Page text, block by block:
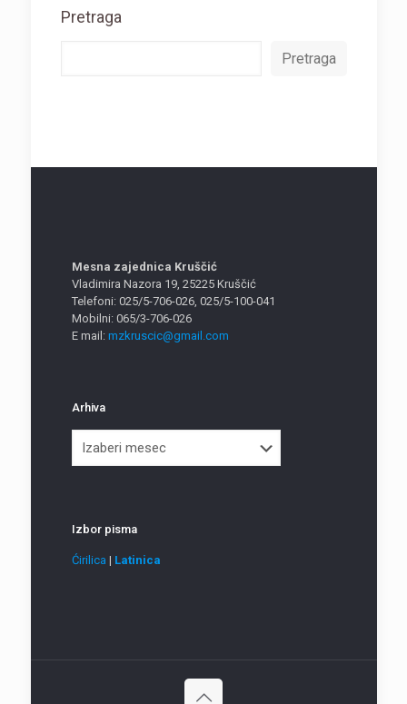
Pretraga
Pretraga
Mesna zajednica Kruščić
Vladimira Nazora 19, 25225 Kruščić
Telefoni: 025/5-706-026, 025/5-100-041
Mobilni: 065/3-706-026
E mail: mzkruscic@gmail.com
Arhiva
Izbor pisma
Ćirilica | Latinica